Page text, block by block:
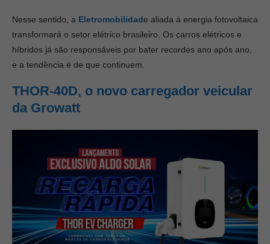
Nesse sentido, a Eletromobilidade aliada à energia fotovoltaica
transformará o setor elétrico brasileiro. Os carros elétricos e
híbridos já são responsáveis por bater recordes ano após ano,
e a tendência é de que continuem.
THOR-40D, o novo carregador veicular
da Growatt